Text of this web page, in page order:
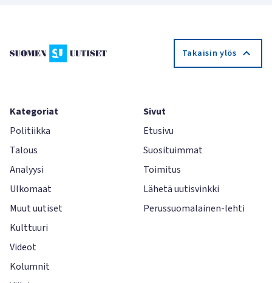
Takaisin ylös
Kategoriat
Politiikka
Talous
Analyysi
Ulkomaat
Muut uutiset
Kulttuuri
Videot
Kolumnit
Sivut
Etusivu
Suosituimmat
Toimitus
Lähetä uutisvinkki
Perussuomalainen-lehti